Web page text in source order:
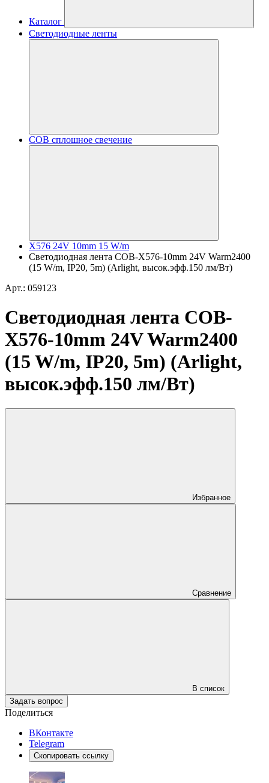
Каталог
Светодиодные ленты
COB сплошное свечение
X576 24V 10mm 15 W/m
Светодиодная лента COB-X576-10mm 24V Warm2400
(15 W/m, IP20, 5m) (Arlight, высок.эфф.150 лм/Вт)
Арт.: 059123
Светодиодная лента COB-
X576-10mm 24V Warm2400
(15 W/m, IP20, 5m) (Arlight,
высок.эфф.150 лм/Вт)
Избранное
Сравнение
В список
Задать вопрос
Поделиться
ВКонтакте
Telegram
Скопировать ссылку